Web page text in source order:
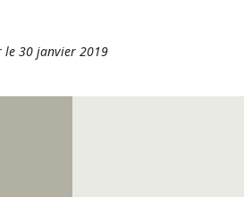
le 30 janvier 2019